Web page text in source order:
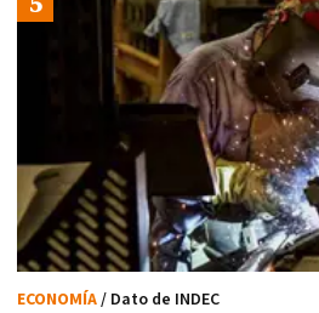
ECONOMÍA/ Dato de INDEC